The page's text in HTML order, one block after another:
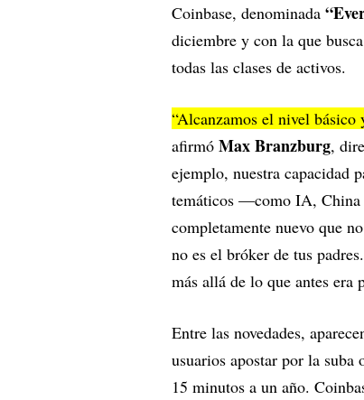
Coinbase, denominada
diciembre y con la que
todas las clases de activos.
“Alcanzamos el nivel básico
afirmó Max Branzburg,
ejemplo, nuestra capacidad
temáticos —como IA, China
completamente nuevo que
no es el bróker de tus
más allá de lo que antes era
Entre las novedades,
usuarios apostar por la
15 minutos a un año.